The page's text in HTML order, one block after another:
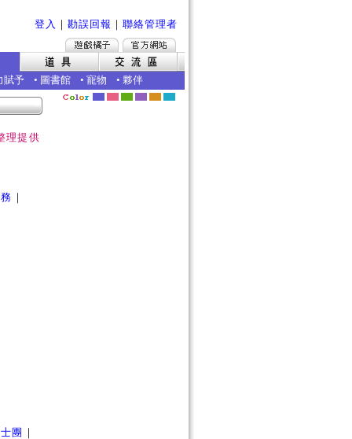
登入 ｜ 勘誤回報 ｜ 聯絡管理者
賦予 • 圖書館 • 寵物 • 夥伴
理提供
｜
團 ｜